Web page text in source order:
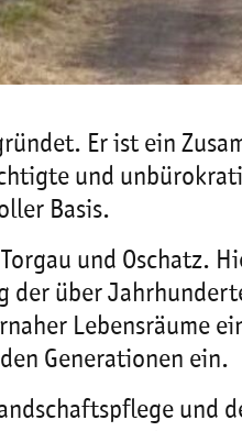
Er ist ein
und
Basis.
und Oschatz.
der über
Lebensräume
Generationen ein.
und